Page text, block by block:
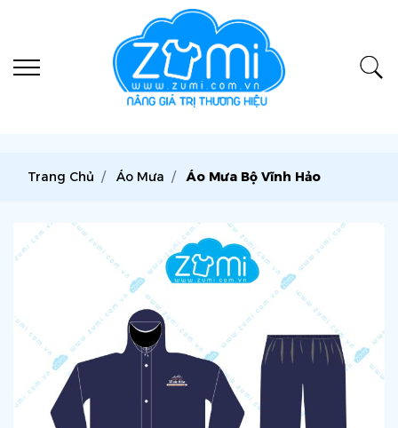
Trang Chủ Áo Mưa Áo Mưa Bộ Vĩnh Hảo